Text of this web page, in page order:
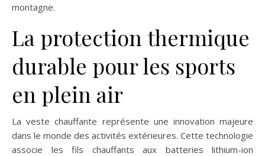
montagne.
La protection thermique
durable pour les sports
en plein air
La veste chauffante représente une innovation majeure
dans le monde des activités extérieures. Cette technologie
associe les fils chauffants aux batteries lithium-ion